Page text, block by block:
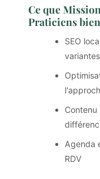
Ce que
Praticiens
SEO
Agenda
RDV